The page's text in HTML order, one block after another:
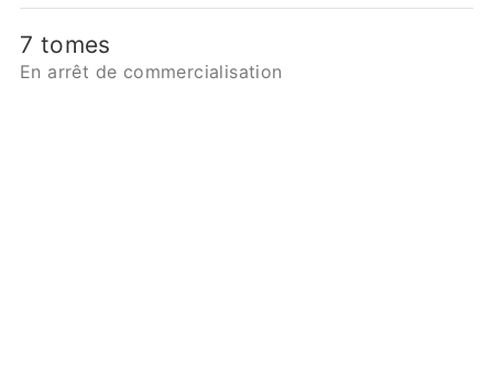
7 tomes
En arrêt de commercialisation